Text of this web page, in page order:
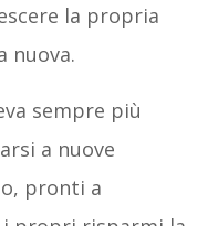
la propria
nuova.
sempre più
a nuove
pronti a